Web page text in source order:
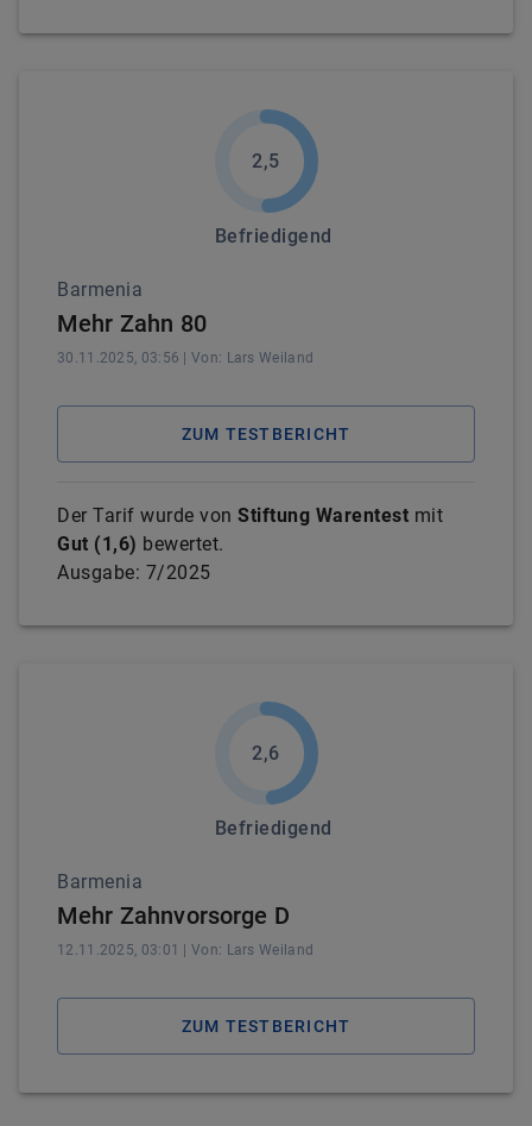
2,5
Befriedigend
Barmenia
Mehr Zahn 80
30.11.2025, 03:56 | Von: Lars Weiland
ZUM TESTBERICHT
Der Tarif wurde von Stiftung Warentest mit
Gut (1,6) bewertet.
Ausgabe: 7/2025
2,6
Befriedigend
Barmenia
Mehr Zahnvorsorge D
12.11.2025, 03:01 | Von: Lars Weiland
ZUM TESTBERICHT